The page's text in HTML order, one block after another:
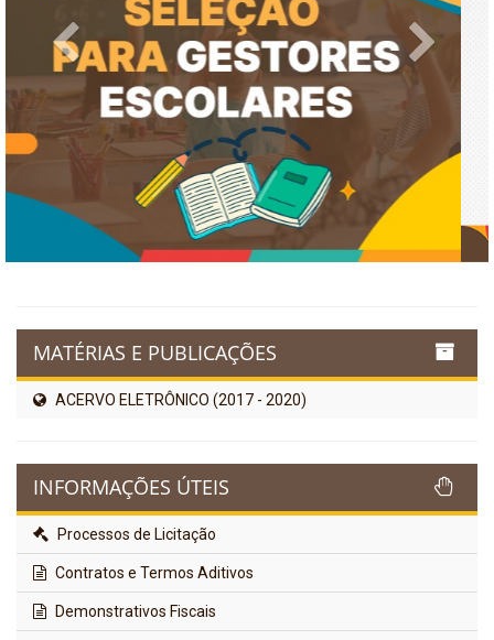
Previous
MATÉRIAS E PUBLICAÇÕES
ACERVO ELETRÔNICO (2017 - 2020)
INFORMAÇÕES ÚTEIS
Processos de Licitação
Contratos e Termos Aditivos
Demonstrativos Fiscais